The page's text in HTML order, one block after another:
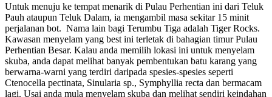
Untuk menuju ke tempat menarik di Pulau Perhentian ini dari Teluk
Pauh ataupun Teluk Dalam, ia mengambil masa sekitar 15 minit
perjalanan bot. Nama lain bagi Terumbu Tiga adalah Tiger Rocks.
Kawasan menyelam yang best ini terletak di bahagian timur Pulau
Perhentian Besar. Kalau anda memilih lokasi ini untuk menyelam
skuba, anda dapat melihat banyak pembentukan batu karang yang
berwarna-warni yang terdiri daripada spesies-spesies seperti
Ctenocella pectinata, Sinularia sp., Symphyllia recta dan bermacam
lagi. Usai anda mula menyelam skuba dan melihat sendiri keindahan